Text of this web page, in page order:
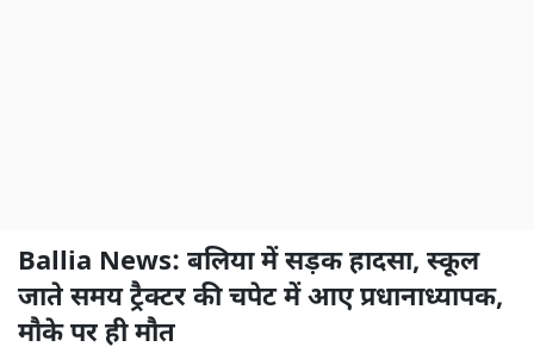
Ballia News: बलिया में सड़क हादसा, स्कूल
जाते समय ट्रैक्टर की चपेट में आए प्रधानाध्यापक,
मौके पर ही मौत